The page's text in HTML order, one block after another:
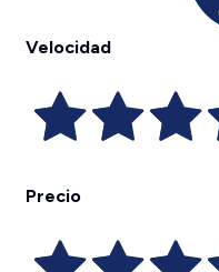
Velocidad
Precio